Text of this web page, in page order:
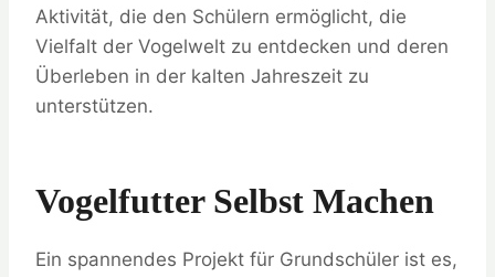
Aktivität, die den Schülern ermöglicht, die
Vielfalt der Vogelwelt zu entdecken und deren
Überleben in der kalten Jahreszeit zu
unterstützen.
Vogelfutter Selbst Machen
Ein spannendes Projekt für Grundschüler ist es,